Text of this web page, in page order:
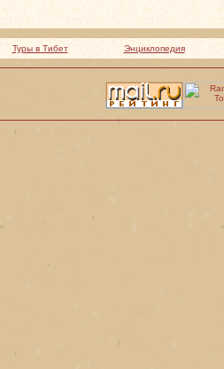
Туры в Тибет Энциклопедия